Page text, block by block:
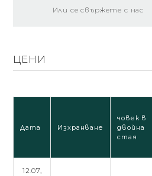
Или се свържете с нас
ЦЕНИ
Дата Изхранване
човек в
двойна
стая
12.07,